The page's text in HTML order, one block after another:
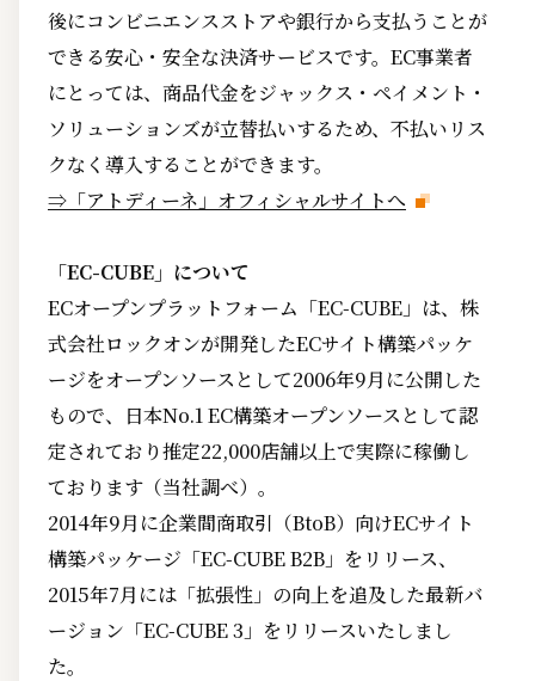
後にコンビニエンスストアや銀行から支払うことが
できる安心・安全な決済サービスです。EC事業者
にとっては、商品代金をジャックス・ペイメント・
ソリューションズが立替払いするため、不払いリス
クなく導入することができます。
⇒「アトディーネ」オフィシャルサイトへ
「EC-CUBE」について
ECオープンプラットフォーム「EC-CUBE」は、株
式会社ロックオンが開発したECサイト構築パッケ
ージをオープンソースとして2006年9月に公開した
もので、日本No.1 EC構築オープンソースとして認
定されており推定22,000店舗以上で実際に稼働し
ております（当社調べ）。
2014年9月に企業間商取引（BtoB）向けECサイト
構築パッケージ「EC-CUBE B2B」をリリース、
2015年7月には「拡張性」の向上を追及した最新バ
ージョン「EC-CUBE 3」をリリースいたしまし
た。